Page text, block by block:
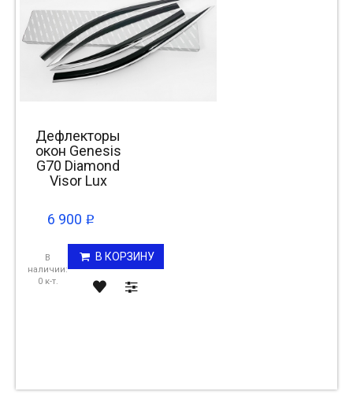
Дефлекторы
окон Genesis
G70 Diamond
Visor Lux
6 900 p
В
наличии:
0 к-т.
В КОРЗИНУ